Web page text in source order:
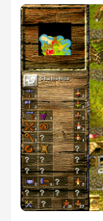
совершали
приятно, что
не занимает
“жаренными
подставил (без
за этого книга
триллер, иногда
но чаще как ода